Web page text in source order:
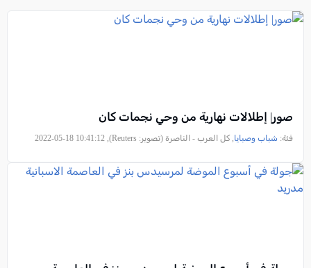
صور| إطلالات نهارية من وحي نجمات كان
فئة: شباب وصبايا, كل العرب - الناصرة (تصوير: Reuters), 2022-05-18 10:41:12